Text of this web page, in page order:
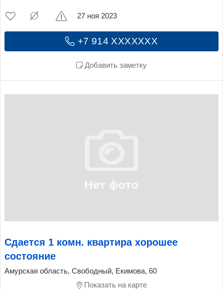
+7 914 XXXXXXX
Добавить заметку
27 ноя 2023
Сдается 1 комн. квартира хорошее
состояние
Амурская область, Свободный, Екимова, 60
Показать на карте